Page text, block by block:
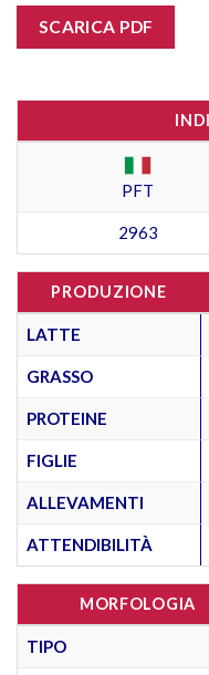
SCARICA PDF
PFT
2963
PRODUZIONE
LATTE
GRASSO
PROTEINE
FIGLIE
ALLEVAMENTI
ATTENDIBILITÀ
MORFOLOGIA
TIPO